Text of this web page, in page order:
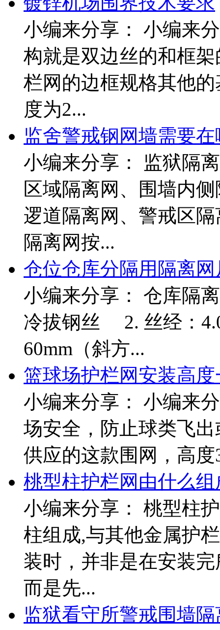
小编来分享： 小编来
构就是双边丝的和框
栏网的边框规格其他
度为2...
监舍警戒钢网墙需要
小编来分享： 监狱隔
区域隔离网、围墙内
逻道隔离网、警戒区
隔离网按...
仓位仓库分隔用隔离网
小编来分享： 仓库隔
冷拔钢丝 2. 丝经：
60mm（斜方...
篮球场护栏网安装高
小编来分享： 小编来
场安全，防止球类飞
供应的这款围网，高
桃型柱护栏网由什么组
小编来分享： 桃型柱
柱组成,与其他金属护
装时，并非是在安装
而是先...
监狱看守所警戒围墙